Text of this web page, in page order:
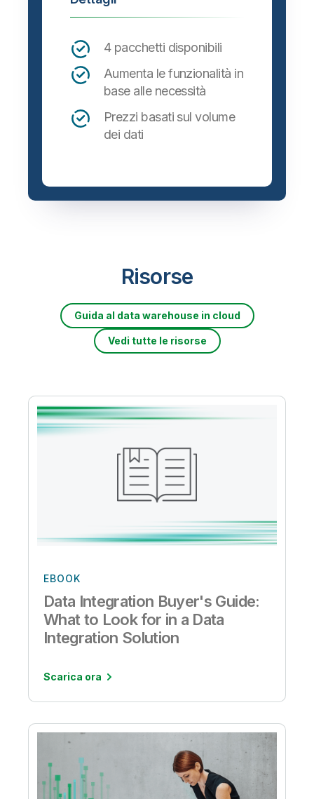
4 pacchetti disponibili
Aumenta le funzionalità in
base alle necessità
Prezzi basati sul volume
dei dati
Risorse
Guida al data warehouse in cloud
Vedi tutte le risorse
EBOOK
Data Integration Buyer's Guide:
What to Look for in a Data
Integration Solution
Scarica ora